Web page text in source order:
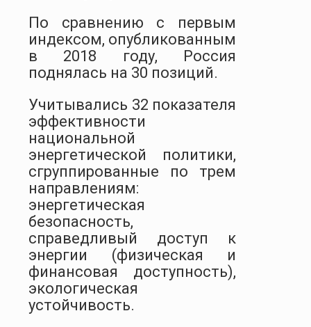
По сравнению с первым
индексом, опубликованным
в 2018 году, Россия
поднялась на 30 позиций.
Учитывались 32 показателя
эффективности
национальной
энергетической политики,
сгруппированные по трем
направлениям:
энергетическая
безопасность,
справедливый доступ к
энергии (физическая и
финансовая доступность),
экологическая
устойчивость.